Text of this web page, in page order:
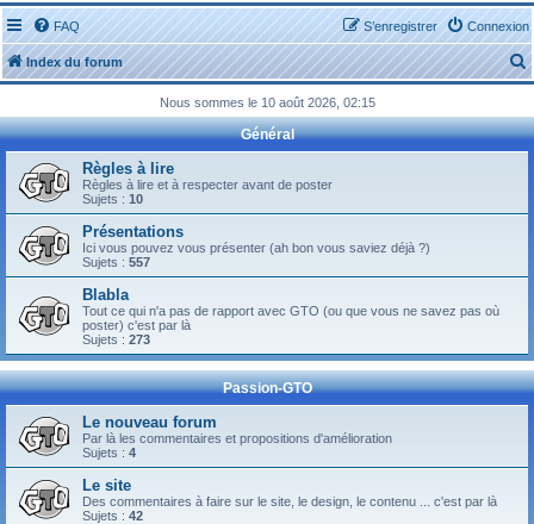
FAQ Connexion
S’enregistrer
Index du forum
e
c
Nous sommes le 10 août 2026, 02:15
Général
Règles à lire
Règles à lire et à respecter avant de poster
Sujets : 10
Présentations
Ici vous pouvez vous présenter (ah bon vous saviez déjà ?)
Sujets : 557
Blabla
Tout ce qui n'a pas de rapport avec GTO (ou que vous ne savez pas où
poster) c'est par là
Sujets : 273
Passion-GTO
Le nouveau forum
Par là les commentaires et propositions d'amélioration
Sujets : 4
Le site
Des commentaires à faire sur le site, le design, le contenu ... c'est par là
Sujets : 42